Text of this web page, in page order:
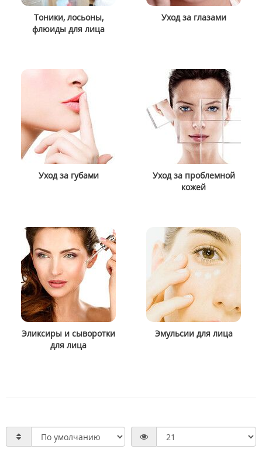
Тоники, лосьоны,
флюиды для лица
Уход за глазами
Уход за губами
Уход за проблемной
кожей
Эликсиры и сыворотки
для лица
Эмульсии для лица